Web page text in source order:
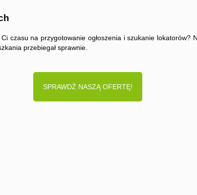
czasu na przygotowanie ogłoszenia i szukanie lokatorów?
przebiegał sprawnie.
SPRAWDŹ NASZĄ OFERTĘ!